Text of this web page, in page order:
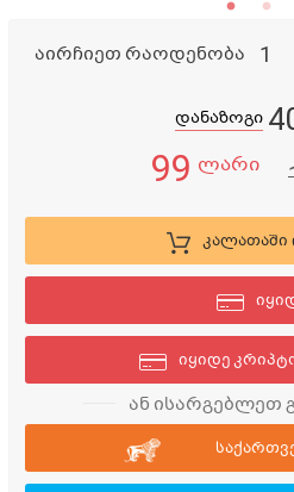
აირჩიეთ რაოდენობა
დანაზოგი
99 ლარი
კალათაში
იყიდე
ან ისარგებლეთ